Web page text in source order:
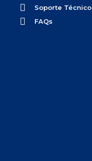
Soporte Técnico
FAQs